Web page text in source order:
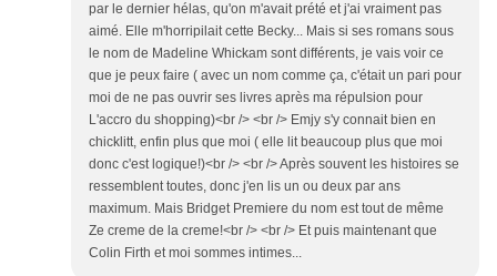
par le dernier hélas, qu'on m'avait prété et j'ai vraiment pas
aimé. Elle m'horripilait cette Becky... Mais si ses romans sous
le nom de Madeline Whickam sont différents, je vais voir ce
que je peux faire ( avec un nom comme ça, c'était un pari pour
moi de ne pas ouvrir ses livres après ma répulsion pour
L'accro du shopping)<br /> <br /> Emjy s'y connait bien en
chicklitt, enfin plus que moi ( elle lit beaucoup plus que moi
donc c'est logique!)<br /> <br /> Après souvent les histoires se
ressemblent toutes, donc j'en lis un ou deux par ans
maximum. Mais Bridget Premiere du nom est tout de même
Ze creme de la creme!<br /> <br /> Et puis maintenant que
Colin Firth et moi sommes intimes...